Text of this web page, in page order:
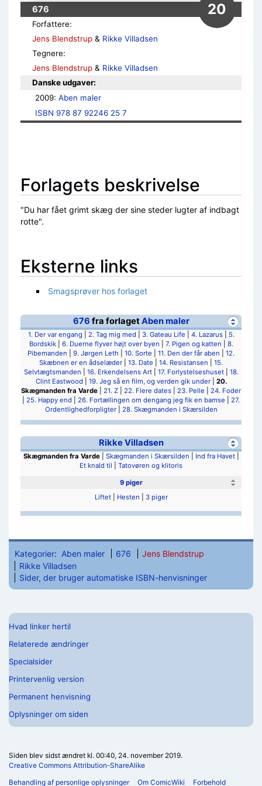
676 20
Forfattere:
Jens Blendstrup & Rikke Villadsen
Tegnere:
Jens Blendstrup & Rikke Villadsen
Danske udgaver:
2009: Aben maler
ISBN 978 87 92246 25 7
Forlagets beskrivelse
"Du har fået grimt skæg der sine steder lugter af indbagt
rotte".
Eksterne links
Smagsprøver hos forlaget
676 fra forlagetAben maler
1. Der var engang 2. Tag mig med 3. Gateau Life 4. Lazarus|
5.
Bordskik| 6. Duerne flyver højt over byen 7. Pigen og katten
8.
Pibemanden
9. Jørgen Leth 10. Sorte 11. Den der får aben
12.
Skæbnen er en ådselæder
13. Date 14. Resistansen
15.
Selvtægtsmanden
16. Erkendelsens Art| 17. Forlystelseshuset| 18.
Clint Eastwood
19. Jeg så en film, og verden gik under| 20.
Skægmanden fra Varde
21. Z 22. Flere dates 23. Pelle
24. Foder
25. Happy end 26. Fortællingen om dengang jeg fik en bamse
27.
Ordentlighedforpligter| 28. Skægmanden i Skærsilden
Rikke Villadsen
Skægmanden fra Varde| Skægmanden i Skærsilden Ind fra Havet|
Et knald til
Tatovøren og klitoris
9 piger
Liftet| Hesten 3 piger
Kategorier: Aben maler 676
Jens Blendstrup
Rikke Villadsen
Sider, der bruger automatiske ISBN-henvisninger
Hvad linker hertil
Relaterede ændringer
Specialsider
Printervenlig version
Permanent henvisning
Oplysninger om siden
Siden blev sidst ændret kl. 00:40, 24. november 2019.
Creative Commons Attribution-ShareAlike
Behandling af personlige oplysninger
Om ComicWiki Forbehold